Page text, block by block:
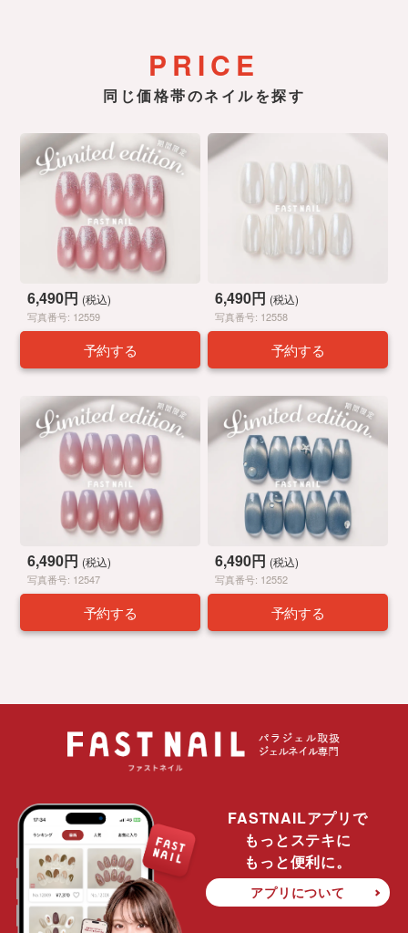
PRICE
同じ価格帯のネイルを探す
6,490円 (税込)
写真番号: 12559
予約する
6,490円 (税込)
写真番号: 12558
予約する
6,490円 (税込)
写真番号: 12547
予約する
6,490円 (税込)
写真番号: 12552
予約する
FASTNAILアプリで
もっとステキに
もっと便利に。
アプリについて